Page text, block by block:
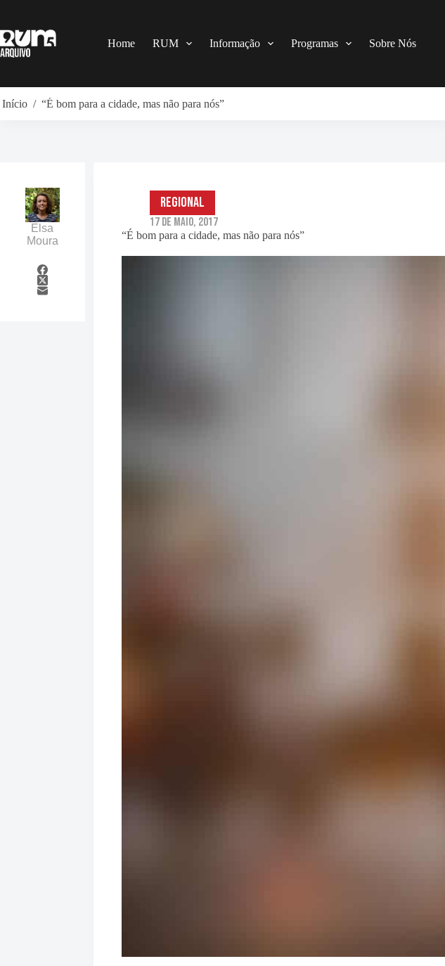
o
conteúdo
Home RUM Informação Programas Sobre Nós
Início / “É bom para a cidade, mas não para nós”
“É bom para a cidade, mas não para nós”
Regional
17 de Maio, 2017
Elsa
Moura